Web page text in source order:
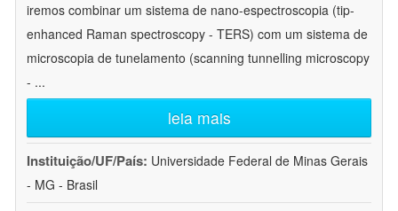
iremos combinar um sistema de nano-espectroscopia (tip-
enhanced Raman spectroscopy - TERS) com um sistema de
microscopia de tunelamento (scanning tunnelling microscopy
- ...
leia mais
Instituição/UF/País: Universidade Federal de Minas Gerais
- MG - Brasil